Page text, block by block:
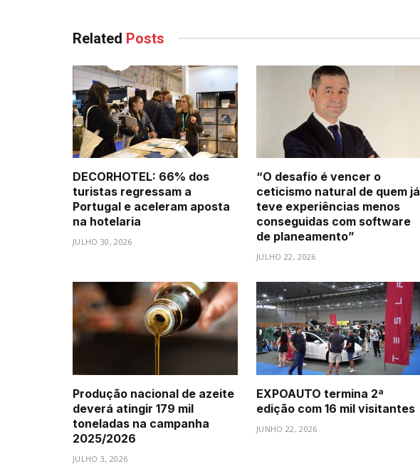
Related Posts
DECORHOTEL: 66% dos
turistas regressam a
Portugal e aceleram aposta
na hotelaria
JULHO 30, 2026
“O desafio é vencer o
ceticismo natural de quem já
teve experiências menos
conseguidas com software
de planeamento”
JULHO 22, 2026
Produção nacional de azeite
deverá atingir 179 mil
toneladas na campanha
2025/2026
JULHO 3, 2026
EXPOAUTO termina 2ª
edição com 16 mil visitantes
JUNHO 22, 2026